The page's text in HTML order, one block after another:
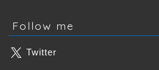
Follow me
Twitter